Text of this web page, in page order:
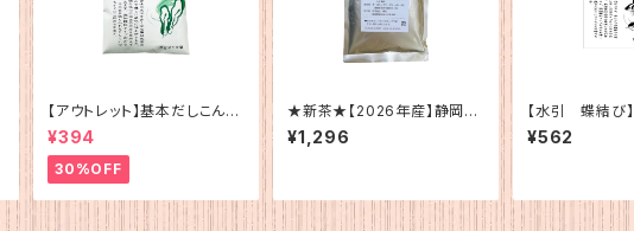
【アウトレット】基本だしこんぶ
（5g×12）
¥394
30%OFF
★新茶★【2026年産】静岡
産 ひごろのお茶200g
¥1,296
【水引 蝶結び
お（5g×12）
¥562